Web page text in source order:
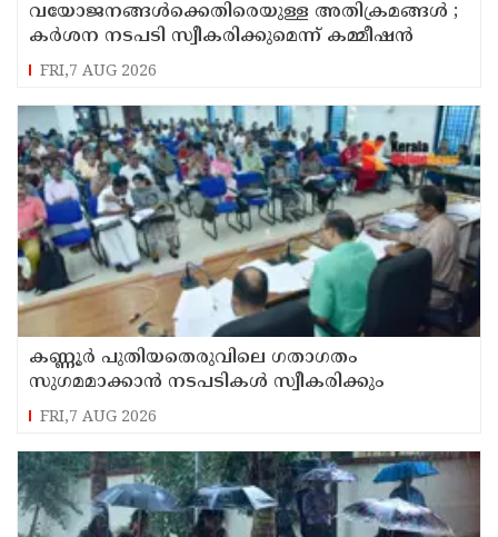
വയോജനങ്ങൾക്കെതിരെയുള്ള അതിക്രമങ്ങൾ ;
കർശന നടപടി സ്വീകരിക്കുമെന്ന് കമ്മീഷൻ
FRI,7 AUG 2026
കണ്ണൂർ പുതിയതെരുവിലെ ഗതാഗതം
സുഗമമാക്കാന്‍ നടപടികള്‍ സ്വീകരിക്കും
FRI,7 AUG 2026